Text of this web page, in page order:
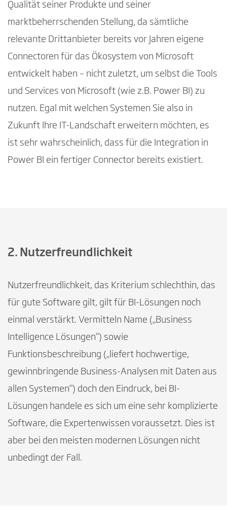
Qualität seiner Produkte und seiner
marktbeherrschenden Stellung, da sämtliche
relevante Drittanbieter bereits vor Jahren eigene
Connectoren für das Ökosystem von Microsoft
entwickelt haben – nicht zuletzt, um selbst die Tools
und Services von Microsoft (wie z.B. Power BI) zu
nutzen. Egal mit welchen Systemen Sie also in
Zukunft Ihre IT-Landschaft erweitern möchten, es
ist sehr wahrscheinlich, dass für die Integration in
Power BI ein fertiger Connector bereits existiert.
2. Nutzerfreundlichkeit
Nutzerfreundlichkeit, das Kriterium schlechthin, das
für gute Software gilt, gilt für BI-Lösungen noch
einmal verstärkt. Vermitteln Name („Business
Intelligence Lösungen“) sowie
Funktionsbeschreibung („liefert hochwertige,
gewinnbringende Business-Analysen mit Daten aus
allen Systemen“) doch den Eindruck, bei BI-
Lösungen handele es sich um eine sehr komplizierte
Software, die Expertenwissen voraussetzt. Dies ist
aber bei den meisten modernen Lösungen nicht
unbedingt der Fall.